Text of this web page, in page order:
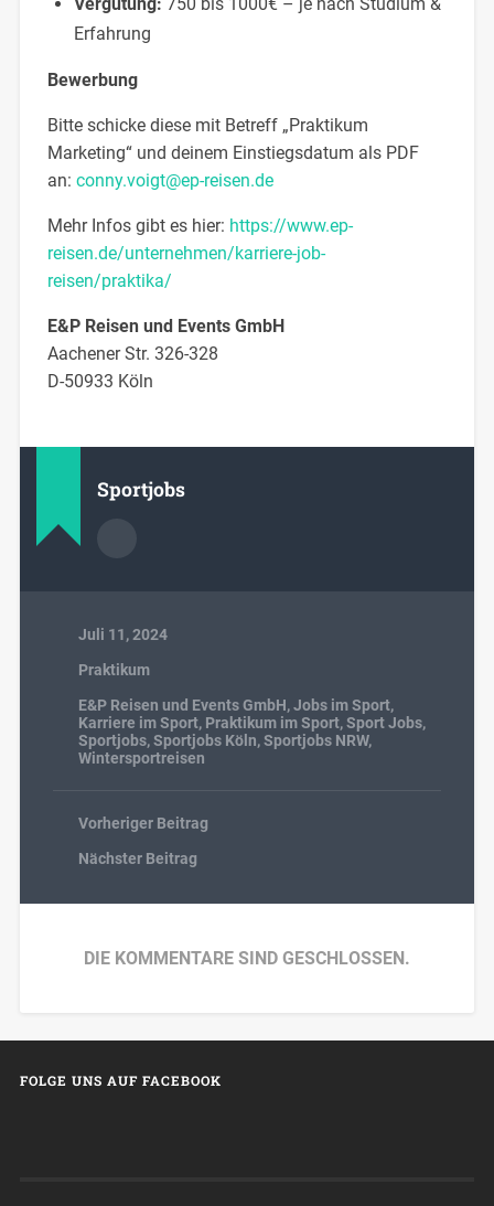
Vergütung: 750 bis 1000€ – je nach Studium &
Erfahrung
Bewerbung
Bitte schicke diese mit Betreff „Praktikum
Marketing“ und deinem Einstiegsdatum als PDF
an: conny.voigt@ep-reisen.de
Mehr Infos gibt es hier: https://www.ep-
reisen.de/unternehmen/karriere-job-
reisen/praktika/
E&P Reisen und Events GmbH
Aachener Str. 326-328
D-50933 Köln
Sportjobs
Juli 11, 2024
Praktikum
E&P Reisen und Events GmbH,Jobs im Sport,
Karriere im Sport, Praktikum im Sport,Sport Jobs,
Sportjobs,Sportjobs Köln,Sportjobs NRW,
Wintersportreisen
Vorheriger Beitrag
Nächster Beitrag
DIE KOMMENTARE SIND GESCHLOSSEN.
FOLGE UNS AUF FACEBOOK